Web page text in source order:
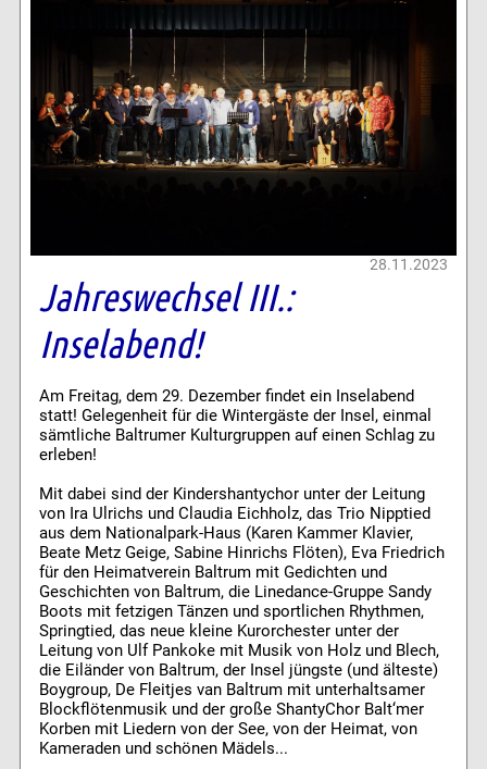
28.11.2023
Jahreswechsel III.:
Inselabend!
Am Freitag, dem 29. Dezember findet ein Inselabend
statt! Gelegenheit für die Wintergäste der Insel, einmal
sämtliche Baltrumer Kulturgruppen auf einen Schlag zu
erleben!
Mit dabei sind der Kindershantychor unter der Leitung
von Ira Ulrichs und Claudia Eichholz, das Trio Nipptied
aus dem Nationalpark-Haus (Karen Kammer Klavier,
Beate Metz Geige, Sabine Hinrichs Flöten), Eva Friedrich
für den Heimatverein Baltrum mit Gedichten und
Geschichten von Baltrum, die Linedance-Gruppe Sandy
Boots mit fetzigen Tänzen und sportlichen Rhythmen,
Springtied, das neue kleine Kurorchester unter der
Leitung von Ulf Pankoke mit Musik von Holz und Blech,
die Eiländer von Baltrum, der Insel jüngste (und älteste)
Boygroup, De Fleitjes van Baltrum mit unterhaltsamer
Blockflötenmusik und der große ShantyChor Balt‘mer
Korben mit Liedern von der See, von der Heimat, von
Kameraden und schönen Mädels...